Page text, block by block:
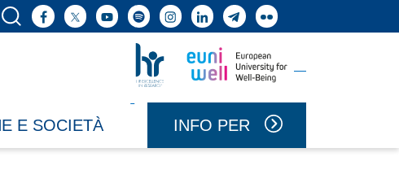
Bottone cerca
Facebook
X YouTube
SpotifyInstagram
LinkedInTelegram
Flickr
E SOCIETÀ INFO PER